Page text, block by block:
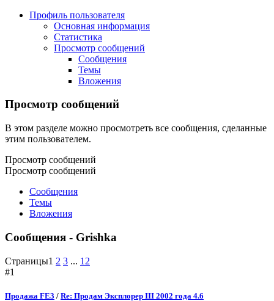
Профиль пользователя
Основная информация
Статистика
Просмотр сообщений
Сообщения
Темы
Вложения
Просмотр сообщений
В этом разделе можно просмотреть все сообщения, сделанные
этим пользователем.
Просмотр сообщений
Просмотр сообщений
Сообщения
Темы
Вложения
Сообщения - Grishka
Страницы1 2 3 ... 12
#1
Продажа FE3 / Re: Продам Эксплорер III 2002 года 4.6